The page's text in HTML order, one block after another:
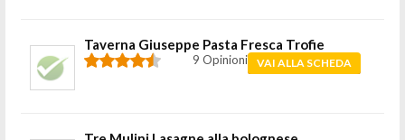
Taverna Giuseppe Pasta Fresca Trofie
9 Opinioni VAI ALLA SCHEDA